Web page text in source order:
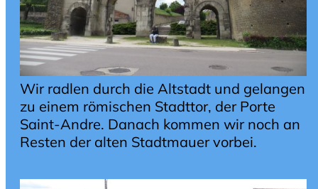
Wir radlen durch die Altstadt und gelangen
zu einem römischen Stadttor, der Porte
Saint-Andre. Danach kommen wir noch an
Resten der alten Stadtmauer vorbei.